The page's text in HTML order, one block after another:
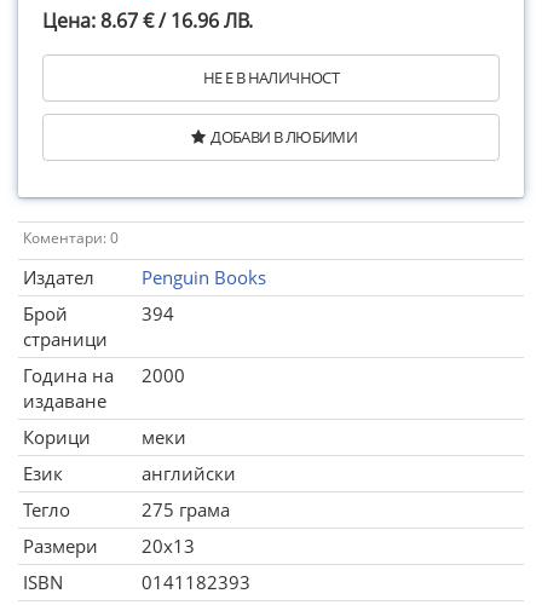
Цена: 8.67 € / 16.96 ЛВ.
НЕ Е В НАЛИЧНОСТ
ДОБАВИ В ЛЮБИМИ
Коментари: 0
Издател
Penguin Books
Брой
страници
394
Година на
издаване
2000
Корици
меки
Език
английски
Тегло
275 грама
Размери
20x13
ISBN
0141182393